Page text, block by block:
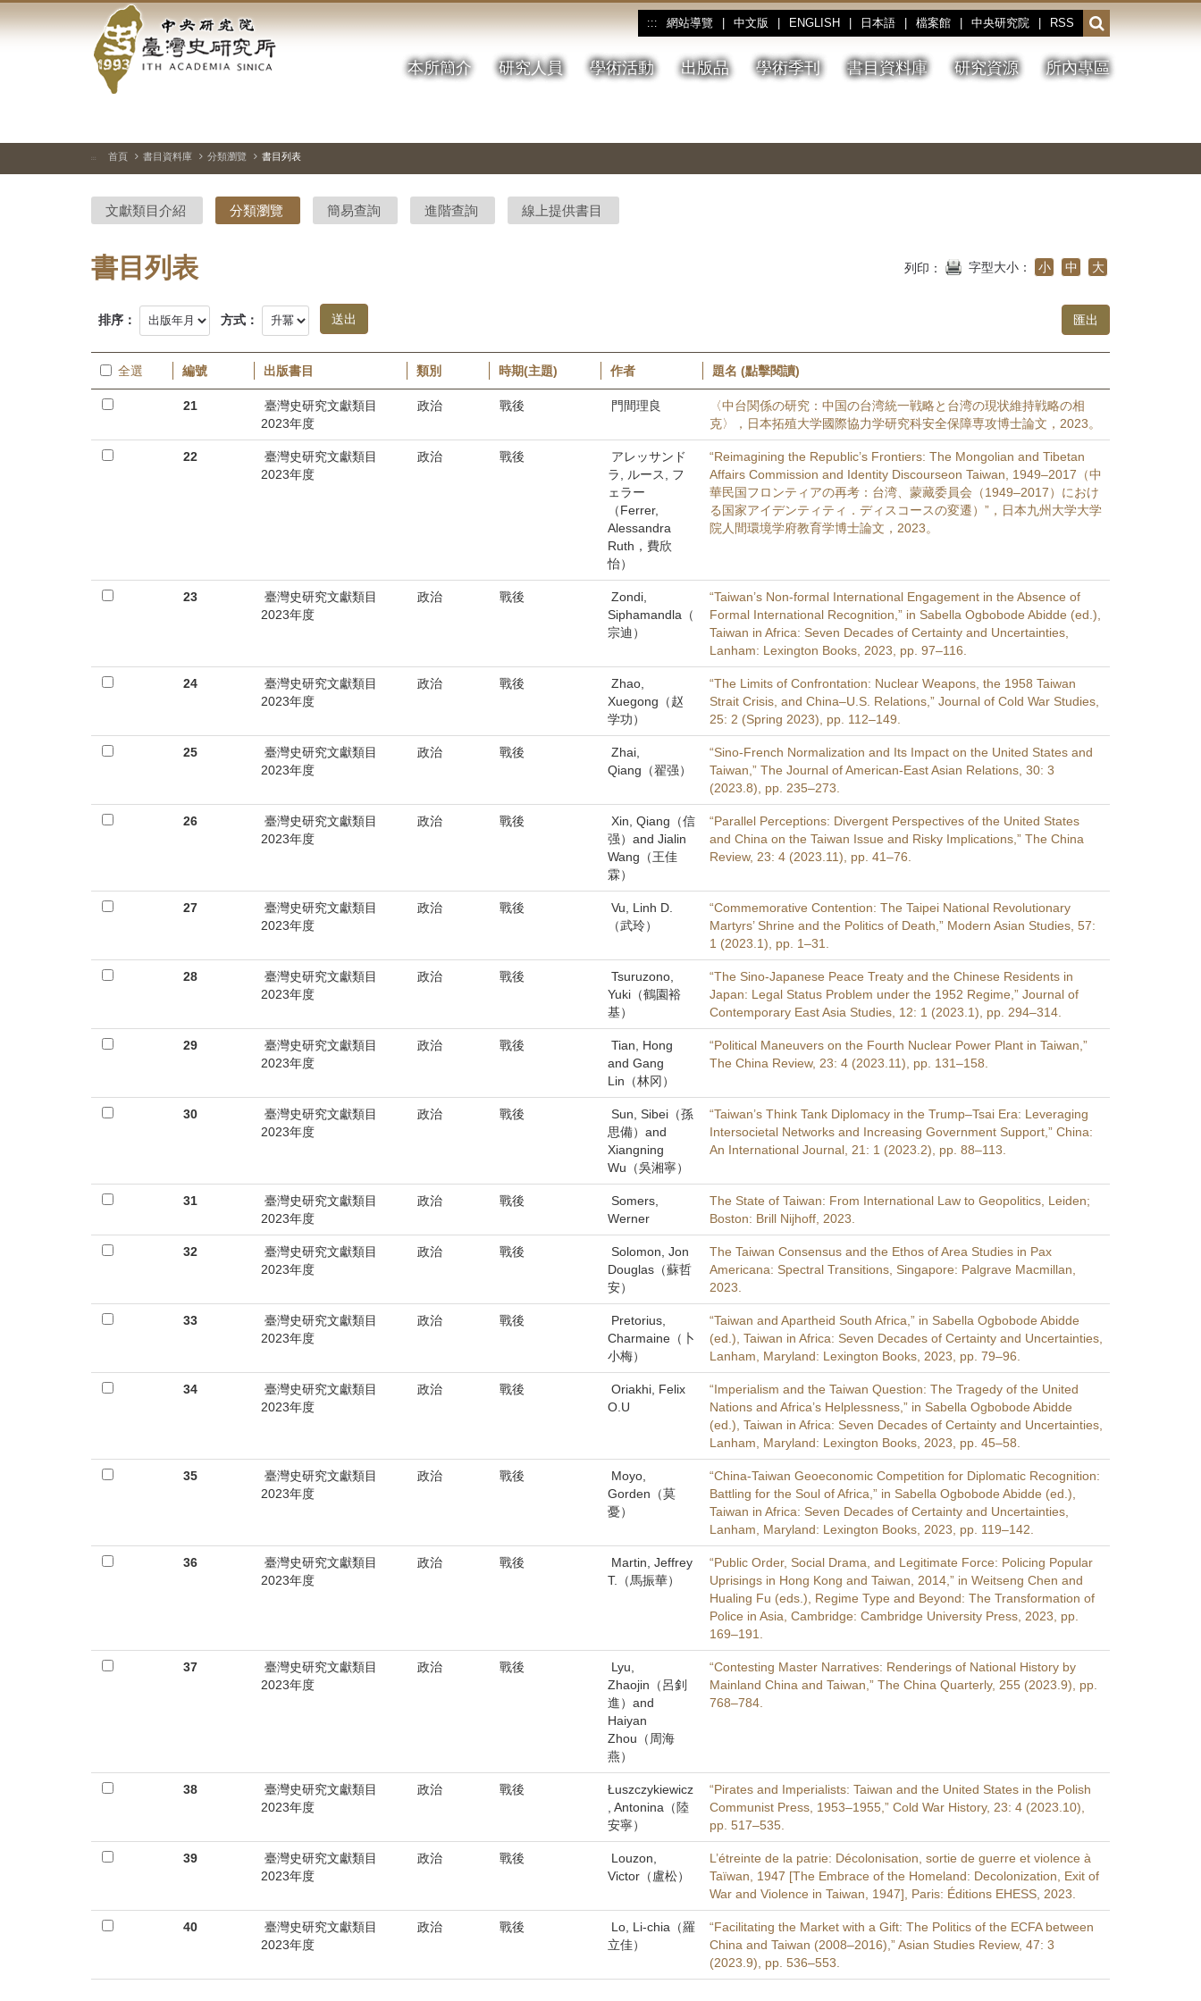
到
中
央
研
院-
臺
灣
史
究
所-
首
頁
::: 網站導覽 中文版 ENGLISH 日本語 檔案館 中央研究院 RSS
開
啟
或
收
本所簡介 研究人員 學術活動 出版品 學術季刊 書目資料庫 研究資源 所內專區
停、
圖
圖
結
::: 首頁 書目資料庫 分類瀏覽 書目列表
文獻類目介紹 分類瀏覽 簡易查詢 進階查詢 線上提供書目
書目列表 列印： 字型大小： 小 中 大
排序： 方式：
全選 編號 出版書目 類別 時期(主題) 作者 題名 (點擊閱讀)
21
臺灣史研究文獻類目
2023年度
政治 戰後 門間理良
〈中台関係の研究：中国の台湾統一戦略と台湾の現状維持戦略の相
克〉，日本拓殖大学國際協力学研究科安全保障専攻博士論文，2023。
22
臺灣史研究文獻類目
2023年度
政治 戰後
アレッサンド
ラ, ルース, フ
ェラー
（Ferrer,
Alessandra
Ruth，費欣
怡）
“Reimagining the Republic’s Frontiers: The Mongolian and Tibetan
Affairs Commission and Identity Discourseon Taiwan, 1949–2017（中
華民国フロンティアの再考：台湾、蒙藏委員会（1949–2017）におけ
る国家アイデンティティ．ディスコースの変遷）”，日本九州大学大学
院人間環境学府教育学博士論文，2023。
23
臺灣史研究文獻類目
2023年度
政治 戰後
Zondi,
Siphamandla（
宗迪）
“Taiwan’s Non-formal International Engagement in the Absence of
Formal International Recognition,” in Sabella Ogbobode Abidde (ed.),
Taiwan in Africa: Seven Decades of Certainty and Uncertainties,
Lanham: Lexington Books, 2023, pp. 97–116.
24
臺灣史研究文獻類目
2023年度
政治 戰後
Zhao,
Xuegong（赵
学功）
“The Limits of Confrontation: Nuclear Weapons, the 1958 Taiwan
Strait Crisis, and China–U.S. Relations,” Journal of Cold War Studies,
25: 2 (Spring 2023), pp. 112–149.
25
臺灣史研究文獻類目
2023年度
政治 戰後
Zhai,
Qiang（翟强）
“Sino-French Normalization and Its Impact on the United States and
Taiwan,” The Journal of American-East Asian Relations, 30: 3
(2023.8), pp. 235–273.
26
臺灣史研究文獻類目
2023年度
政治 戰後
Xin, Qiang（信
强）and Jialin
Wang（王佳
霖）
“Parallel Perceptions: Divergent Perspectives of the United States
and China on the Taiwan Issue and Risky Implications,” The China
Review, 23: 4 (2023.11), pp. 41–76.
27
臺灣史研究文獻類目
2023年度
政治 戰後
Vu, Linh D.
（武玲）
“Commemorative Contention: The Taipei National Revolutionary
Martyrs’ Shrine and the Politics of Death,” Modern Asian Studies, 57:
1 (2023.1), pp. 1–31.
28
臺灣史研究文獻類目
2023年度
政治 戰後
Tsuruzono,
Yuki（鶴園裕
基）
“The Sino-Japanese Peace Treaty and the Chinese Residents in
Japan: Legal Status Problem under the 1952 Regime,” Journal of
Contemporary East Asia Studies, 12: 1 (2023.1), pp. 294–314.
29
臺灣史研究文獻類目
2023年度
政治 戰後
Tian, Hong
and Gang
Lin（林冈）
“Political Maneuvers on the Fourth Nuclear Power Plant in Taiwan,”
The China Review, 23: 4 (2023.11), pp. 131–158.
30
臺灣史研究文獻類目
2023年度
政治 戰後
Sun, Sibei（孫
思備）and
Xiangning
Wu（吳湘寧）
“Taiwan’s Think Tank Diplomacy in the Trump–Tsai Era: Leveraging
Intersocietal Networks and Increasing Government Support,” China:
An International Journal, 21: 1 (2023.2), pp. 88–113.
31
臺灣史研究文獻類目
2023年度
政治 戰後
Somers,
Werner
The State of Taiwan: From International Law to Geopolitics, Leiden;
Boston: Brill Nijhoff, 2023.
32
臺灣史研究文獻類目
2023年度
政治 戰後
Solomon, Jon
Douglas（蘇哲
安）
The Taiwan Consensus and the Ethos of Area Studies in Pax
Americana: Spectral Transitions, Singapore: Palgrave Macmillan,
2023.
33
臺灣史研究文獻類目
2023年度
政治 戰後
Pretorius,
Charmaine（卜
小梅）
“Taiwan and Apartheid South Africa,” in Sabella Ogbobode Abidde
(ed.), Taiwan in Africa: Seven Decades of Certainty and Uncertainties,
Lanham, Maryland: Lexington Books, 2023, pp. 79–96.
34
臺灣史研究文獻類目
2023年度
政治 戰後
Oriakhi, Felix
O.U
“Imperialism and the Taiwan Question: The Tragedy of the United
Nations and Africa’s Helplessness,” in Sabella Ogbobode Abidde
(ed.), Taiwan in Africa: Seven Decades of Certainty and Uncertainties,
Lanham, Maryland: Lexington Books, 2023, pp. 45–58.
35
臺灣史研究文獻類目
2023年度
政治 戰後
Moyo,
Gorden（莫
憂）
“China-Taiwan Geoeconomic Competition for Diplomatic Recognition:
Battling for the Soul of Africa,” in Sabella Ogbobode Abidde (ed.),
Taiwan in Africa: Seven Decades of Certainty and Uncertainties,
Lanham, Maryland: Lexington Books, 2023, pp. 119–142.
36
臺灣史研究文獻類目
2023年度
政治 戰後
Martin, Jeffrey
T.（馬振華）
“Public Order, Social Drama, and Legitimate Force: Policing Popular
Uprisings in Hong Kong and Taiwan, 2014,” in Weitseng Chen and
Hualing Fu (eds.), Regime Type and Beyond: The Transformation of
Police in Asia, Cambridge: Cambridge University Press, 2023, pp.
169–191.
37
臺灣史研究文獻類目
2023年度
政治 戰後
Lyu,
Zhaojin（呂釗
進）and
Haiyan
Zhou（周海
燕）
“Contesting Master Narratives: Renderings of National History by
Mainland China and Taiwan,” The China Quarterly, 255 (2023.9), pp.
768–784.
38
臺灣史研究文獻類目
2023年度
政治 戰後
Łuszczykiewicz
, Antonina（陸
安寧）
“Pirates and Imperialists: Taiwan and the United States in the Polish
Communist Press, 1953–1955,” Cold War History, 23: 4 (2023.10),
pp. 517–535.
39
臺灣史研究文獻類目
2023年度
政治 戰後
Louzon,
Victor（盧松）
L’étreinte de la patrie: Décolonisation, sortie de guerre et violence à
Taïwan, 1947 [The Embrace of the Homeland: Decolonization, Exit of
War and Violence in Taiwan, 1947], Paris: Éditions EHESS, 2023.
40
臺灣史研究文獻類目
2023年度
政治 戰後
Lo, Li-chia（羅
立佳）
“Facilitating the Market with a Gift: The Politics of the ECFA between
China and Taiwan (2008–2016),” Asian Studies Review, 47: 3
(2023.9), pp. 536–553.